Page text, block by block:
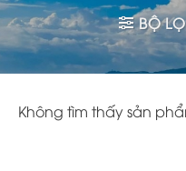
BỘ
Không tìm thấy sản